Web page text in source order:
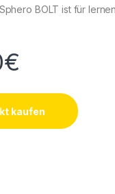
BOLT ist für
€
kaufen